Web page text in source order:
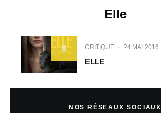
Elle
8 CRITIQUE · 24 MAI 2016
ELLE
NOS RÉSEAUX SOCIAUX